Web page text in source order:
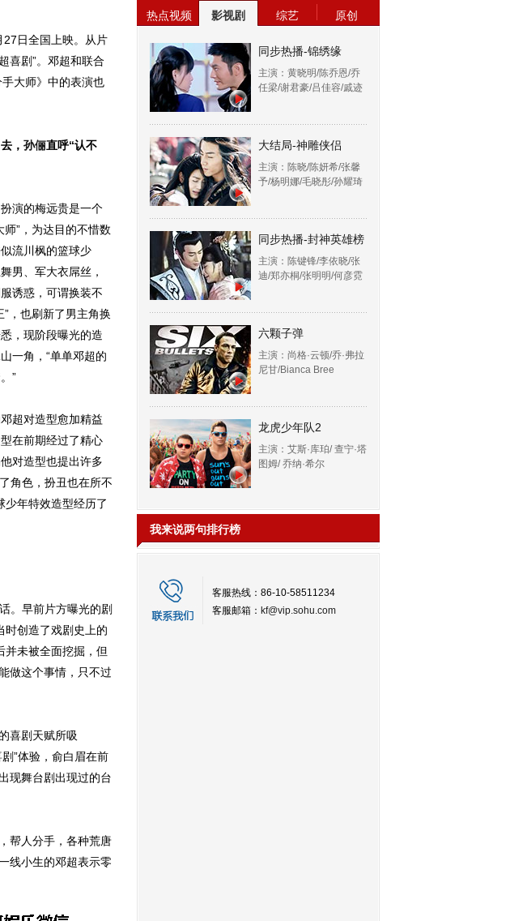
27日全国上映。从片
喜剧”。邓超和联合
大师》中的表演也
， 孙俪直呼“认不
的梅远贵是一个
师”，为达目的不惜数
流川枫的篮球少
男、军大衣屌丝，
诱惑，可谓换装不
”，也刷新了男主角换
，现阶段曝光的造
一角，“单单邓超的
”
对造型愈加精益
在前期经过了精心
对造型也提出许多
角色，扮丑也在所不
少年特效造型经历了
。早前片方曝光的剧
时创造了戏剧史上的
并未被全面挖掘，但
做这个事情，只不过
喜剧天赋所吸
”体验，俞白眉在前
现舞台剧出现过的台
帮人分手，各种荒唐
线小生的邓超表示零
热点视频 影视剧 综艺 原创
同步热播-锦绣缘
主演：黄晓明/陈乔恩/乔
任梁/谢君豪/吕佳容/戚迹
大结局-神雕侠侣
主演：陈晓/陈妍希/张馨
予/杨明娜/毛晓彤/孙耀琦
同步热播-封神英雄榜
主演：陈键锋/李依晓/张
迪/郑亦桐/张明明/何彦霓
六颗子弹
主演：尚格·云顿/乔·弗拉
尼甘/Bianca Bree
龙虎少年队2
主演：艾斯·库珀/ 查宁·塔
图姆/ 乔纳·希尔
我来说两句排行榜
客服热线：86-10-58511234
客服邮箱： kf@vip.sohu.com